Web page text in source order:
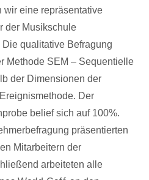
wir eine repräsentative
der Musikschule
qualitative Befragung
Methode SEM – Sequentielle
der Dimensionen der
Der
belief sich auf 100%.
präsentierten
Mitarbeitern der
arbeiteten alle